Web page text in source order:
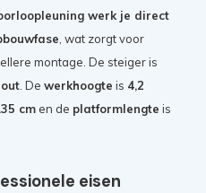
werk je direct
, wat zorgt voor
montage. De steiger is
. De werkhoogte is 4,2
cmen de platformlengte is
eisen